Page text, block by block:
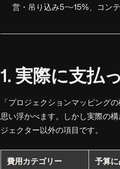
営・吊り込み5〜15%、コン
1. 実際に支払
「プロジェクションマッピング
思い浮かべます。しかし実際の
ジェクター 以外の項目です。
費用カテゴリー
予算に